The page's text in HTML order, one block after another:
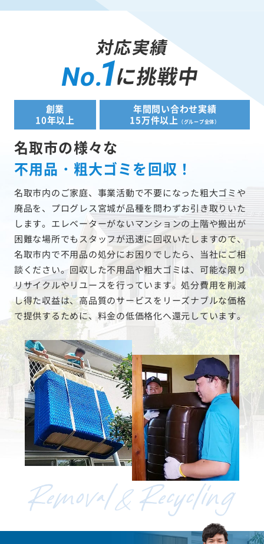
対応実績
No.1に挑戦中
創業
10年以上
年間問い合わせ実績
15万件以上
（グループ全体）
名取市の様々な
不用品・粗大ゴミを回収！
名取市内のご家庭、事業活動で不要になった粗大ゴミや
廃品を、プログレス宮城が品種を問わずお引き取りいた
します。エレベーターがないマンションの上階や搬出が
困難な場所でもスタッフが迅速に回収いたしますので、
名取市内で不用品の処分にお困りでしたら、当社にご相
談ください。回収した不用品や粗大ゴミは、可能な限り
リサイクルやリユースを行っています。処分費用を削減
し得た収益は、高品質のサービスをリーズナブルな価格
で提供するために、料金の低価格化へ還元しています。